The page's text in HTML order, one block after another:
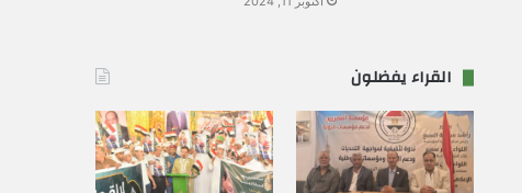
القراء يفضلون